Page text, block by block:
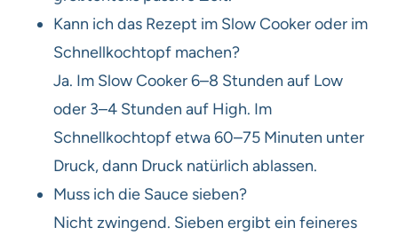
Kann ich das Rezept im Slow Cooker oder im
Schnellkochtopf machen?
Ja. Im Slow Cooker 6–8 Stunden auf Low
oder 3–4 Stunden auf High. Im
Schnellkochtopf etwa 60–75 Minuten unter
Druck, dann Druck natürlich ablassen.
Muss ich die Sauce sieben?
Nicht zwingend. Sieben ergibt ein feineres